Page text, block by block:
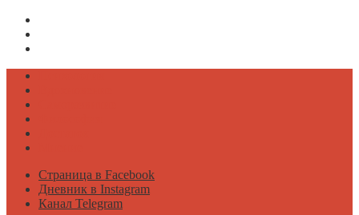
Страница в Facebook
Дневник в Instagram
Канал Telegram